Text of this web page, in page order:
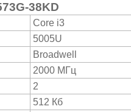
38KD
Core i3
5005U
Broadwell
2000 МГц
2
512 Кб